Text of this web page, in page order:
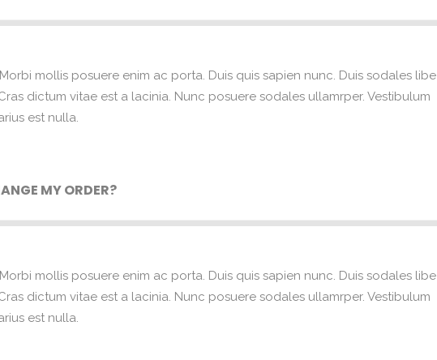
mollis posuere enim ac porta. Duis quis sapien nunc. Duis sodales libe
dictum vitae est a lacinia. Nunc posuere sodales ullamrper. Vestibulum
est nulla.
MY ORDER?
mollis posuere enim ac porta. Duis quis sapien nunc. Duis sodales libe
dictum vitae est a lacinia. Nunc posuere sodales ullamrper. Vestibulum
est nulla.